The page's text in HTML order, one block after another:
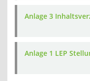
Anlage 3
Anlage 1 LEP